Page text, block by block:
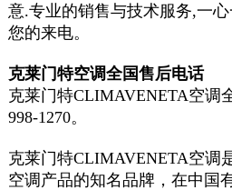
意.专业的销售与技术服务,一
您的来电。
克莱门特空调全国售后电话
克莱门特CLIMAVENETA空调
998-1270。
克莱门特CLIMAVENETA空调
空调产品的知名品牌，在中国